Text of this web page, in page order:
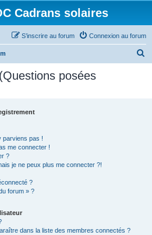
Cadrans solaires
Connexion au forum
S’inscrire au forum
posées
parviens pas !
me connecter !
?
je ne peux plus me connecter ?!
?
forum » ?
dans la liste des membres connectés ?